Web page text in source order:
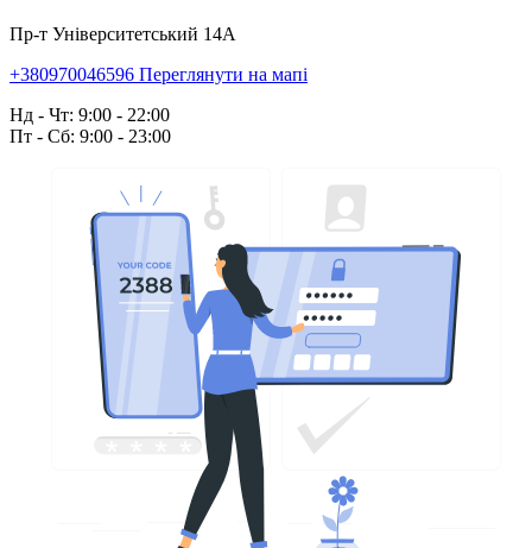
Пр-т Університетський 14А
+380970046596 Переглянути на мапі
Нд - Чт: 9:00 - 22:00
Пт - Сб: 9:00 - 23:00